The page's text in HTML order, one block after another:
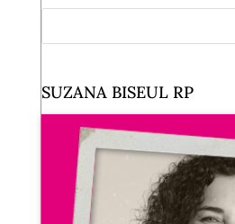
SUZANA BISEUL RP